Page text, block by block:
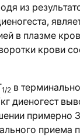
из
в плазме
крови
1/2 в
диеногест
примерно
приема